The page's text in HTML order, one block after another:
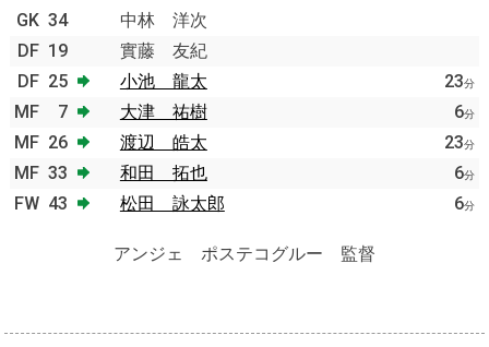
GK 34
中林 洋次
DF 19
實藤 友紀
DF 25 小池 龍太 23分
MF 7 大津 祐樹 6分
MF 26 渡辺 皓太 23分
MF 33 和田 拓也 6分
FW 43 松田 詠太郎 6分
アンジェ ポステコグルー 監督